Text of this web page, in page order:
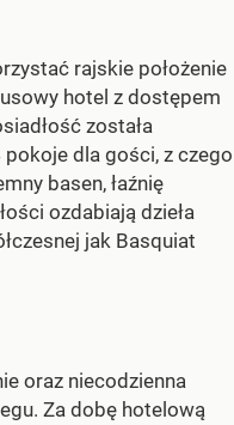
rajskie położenie
hotel z dostępem
została
dla gości, z czego
basen, łaźnię
ozdabiają dzieła
jak Basquiat
oraz niecodzienna
Za dobę hotelową